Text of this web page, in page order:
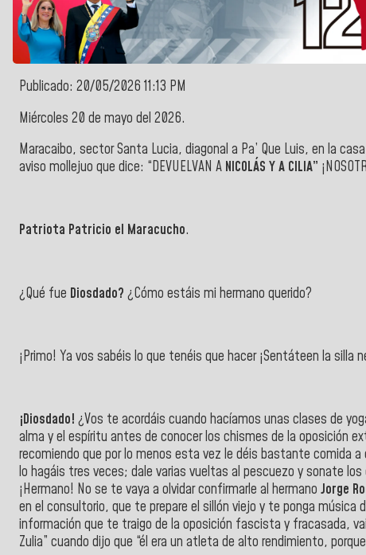
Publicado: 20/05/2026 11:13 PM
Miércoles 20 de mayo del 2026.
Maracaibo, sector Santa Lucia, diagonal a Pa’ Que Luis, en la
aviso mollejuo que dice: “DEVUELVAN A NICOLÁS Y A CILIA”
Patriota Patricio el Maracucho.
¿Qué fue Diosdado? ¿Cómo estáis mi hermano querido?
¡Primo! Ya vos sabéis lo que tenéis que hacer ¡Sentáteen la silla
¡Diosdado! ¿Vos te acordáis cuando hacíamos unas clases de
alma y el espíritu antes de conocer los chismes de la oposición
recomiendo que por lo menos esta vez le déis bastante comida
lo hagáis tres veces; dale varias vueltas al pescuezo y sonate
¡Hermano! No se te vaya a olvidar confirmarle al hermano Jorge
en el consultorio, que te prepare el sillón viejo y te ponga música
información que te traigo de la oposición fascista y fracasada,
Zulia” cuando dijo que “él era un atleta de alto rendimiento,